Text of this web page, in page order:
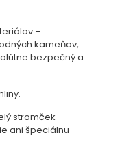
–
kameňov,
bezpečný a
stromček
ani špeciálnu